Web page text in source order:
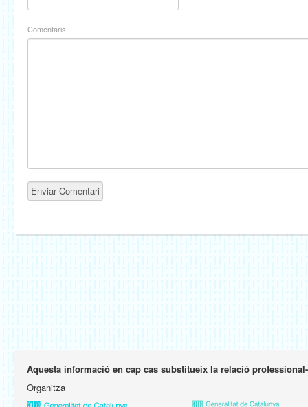
Comentaris
Aquesta informació en cap cas substitueix la relació
Organitza